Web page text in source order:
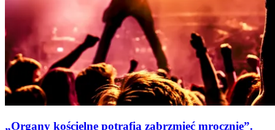
„Organy kościelne potrafią zabrzmieć mrocznie”.